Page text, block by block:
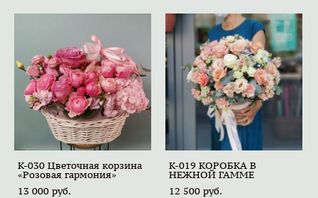
K-030 Цветочная корзина
«Розовая гармония»
13 000 pуб.
K-019 КОРОБКА В
НЕЖНОЙ ГАММЕ
12 500 pуб.